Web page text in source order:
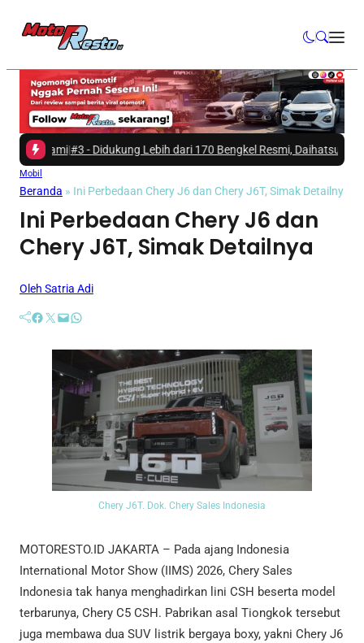
#3 - Didukung Lebih dari 170 Bengkel Resmi, Daihatsu Perkuat
Mobil
Beranda » Ini Perbedaan Chery J6 dan Chery J6T, Simak Detailnya
Ini Perbedaan Chery J6 dan
Chery J6T, Simak Detailnya
Oleh Satria Adi
Facebook Twitter Mail WhatsApp
Chery J6T. Dok. Chery Sales Indonesia
MOTORESTO.ID JAKARTA – Pada ajang Indonesia
International Motor Show (IIMS) 2026, Chery Sales
Indonesia tak hanya menghadirkan lini CSH beserta model
terbarunya, Chery C5 CSH. Pabrikan asal Tiongkok tersebut
juga membawa dua SUV listrik bergaya boxy, yakni Chery J6